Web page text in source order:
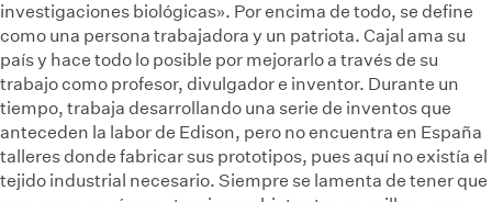
investigaciones biológicas». Por encima de todo, se define
como una persona trabajadora y un patriota. Cajal ama su
país y hace todo lo posible por mejorarlo a través de su
trabajo como profesor, divulgador e inventor. Durante un
tiempo, trabaja desarrollando una serie de inventos que
anteceden la labor de Edison, pero no encuentra en España
talleres donde fabricar sus prototipos, pues aquí no existía el
tejido industrial necesario. Siempre se lamenta de tener que